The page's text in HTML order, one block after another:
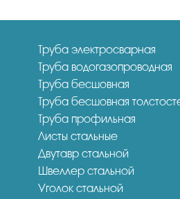
Труба электросварная
Труба водогазопроводная
Труба бесшовная
Труба бесшовная
Труба профильная
Листы стальные
Двутавр стальной
Швеллер стальной
Уголок стальной